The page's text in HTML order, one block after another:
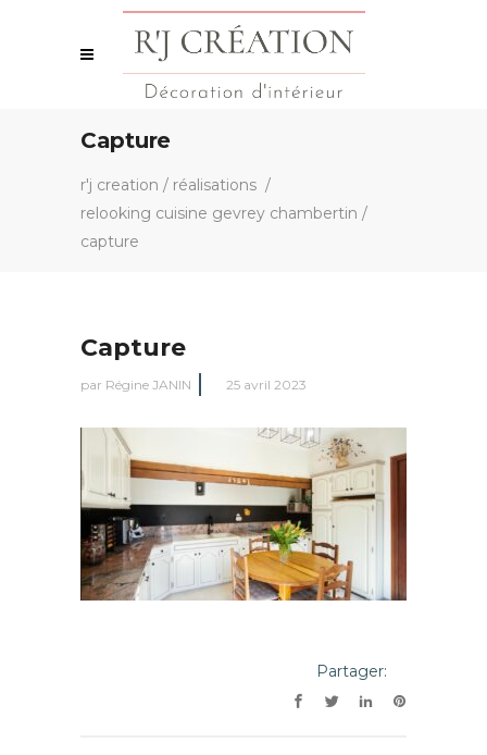
Capture
r'j creation / réalisations /
relooking cuisine gevrey chambertin /
capture
Capture
par Régine JANIN 25 avril 2023
Partager: